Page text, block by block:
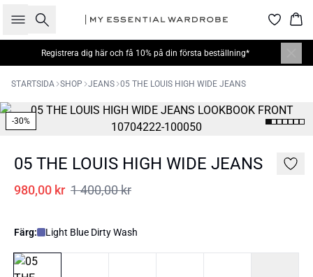
Sök
Registrera dig här och få 10% på din första beställning*
STARTSIDA SHOP JEANS 05 THE LOUIS HIGH WIDE JEANS
-30%
05 THE LOUIS HIGH WIDE JEANS
980,00 kr 1 400,00 kr
Färg: Light Blue Dirty Wash